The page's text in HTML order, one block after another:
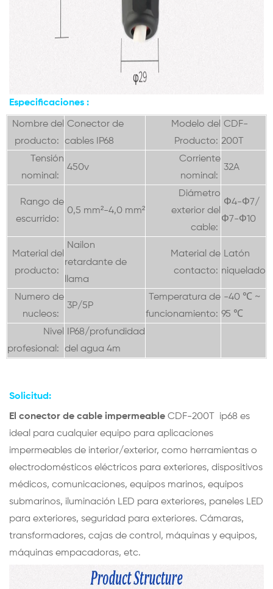
Especificaciones :
Nombre del
producto:
Conector de
cables IP68
Modelo del
Producto:
CDF-
200T
Tensión
nominal:
450v
Corriente
nominal:
32A
Rango de
escurrido:
0,5 mm²-4,0 mm²
Diámetro
exterior del
cable:
Φ4-Φ7/
Φ7-Φ10
Material del
producto:
Nailon
retardante de
llama
Material de
contacto:
Latón
niquelado
Numero de
nucleos:
3P/5P
Temperatura de
funcionamiento:
-40 ℃ ~
95 ℃
Nivel
profesional:
IP68/profundidad
del agua 4m
Solicitud:
El conector de cable impermeable CDF-200T
ip68 es
ideal para cualquier equipo para aplicaciones
impermeables de interior/exterior, como herramientas o
electrodomésticos eléctricos para exteriores, dispositivos
médicos, comunicaciones, equipos marinos, equipos
submarinos, iluminación LED para exteriores, paneles LED
para exteriores, seguridad para exteriores. Cámaras,
transformadores, cajas de control, máquinas y equipos,
máquinas empacadoras, etc.